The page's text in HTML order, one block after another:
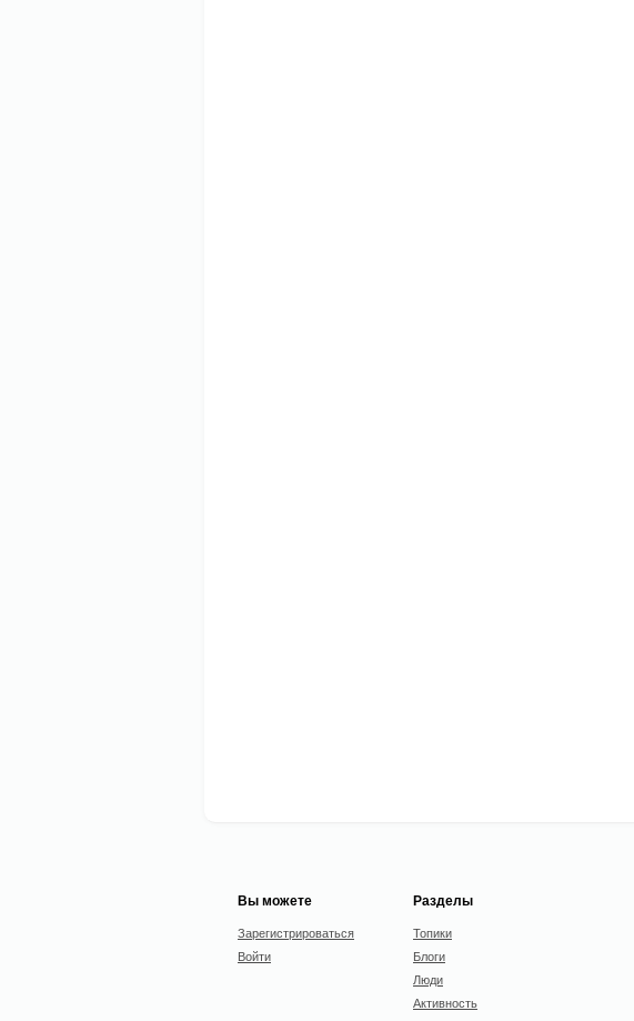
Вы можете
Зарегистрироваться
Войти
Разделы
Топики
Блоги
Люди
Активность